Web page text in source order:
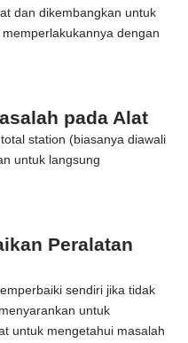
dan dikembangkan untuk
dengan
pada Alat
station (biasanya diawali
untuk langsung
Peralatan
sendiri jika tidak
untuk
untuk mengetahui masalah